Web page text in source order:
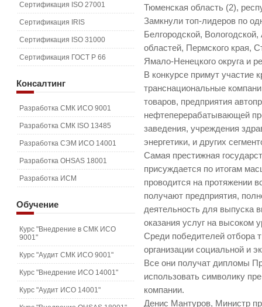
Тюменская область (2),
Замкнули топ-лидеров по
Белгородской,
областей, Пермского края,
Ямало-Ненецкого округа и
В конкурсе примут участие
транснациональные
товаров, предприятия
нефтеперерабатывающей
заведения, учреждения
энергетики, и других
Самая престижная
присуждается по итогам
проводится на протяжении
получают предприятия,
деятельность для выпуска
оказания услуг на высоком
Среди победителей отбора
организации социальной и
Все они получат дипломы
использовать символику
компании.
Денис Мантуров, Министр
Сертификация ISO 27001
Сертификация IRIS
Сертификация ISO 31000
Сертификация ГОСТ Р 66
Консалтинг
Разработка СМК ИСО 9001
Разработка СМК ISO 13485
Разработка СЭМ ИСО 14001
Разработка OHSAS 18001
Разработка ИСМ
Обучение
Курс "Внедрение в СМК ИСО
9001"
Курс "Аудит СМК ИСО 9001"
Курс "Внедрение ИСО 14001"
Курс "Аудит ИСО 14001"